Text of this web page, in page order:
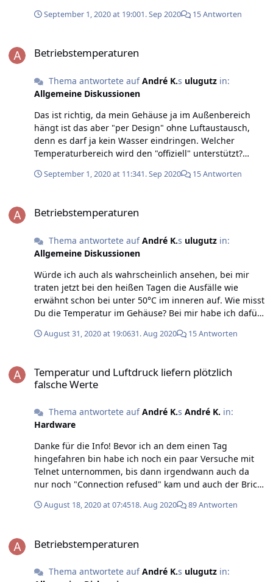
September 1, 2020 at 19:001. Sep 2020 15 Antworten
Betriebstemperaturen
Thema antwortete aufAndré K.s ulugutzin:
Allgemeine Diskussionen
Das ist richtig, da mein Gehäuse ja im Außenbereich
hängt ist das aber "per Design" ohne Luftaustausch,
denn es darf ja kein Wasser eindringen. Welcher
Temperaturbereich wird den "offiziell" unterstützt?
September 1, 2020 at 11:341. Sep 2020 15 Antworten
Betriebstemperaturen
Thema antwortete aufAndré K.s ulugutzin:
Allgemeine Diskussionen
Würde ich auch als wahrscheinlich ansehen, bei mir
traten jetzt bei den heißen Tagen die Ausfälle wie
erwähnt schon bei unter 50°C im inneren auf. Wie misst
Du die Temperatur im Gehäuse? Bei mir habe ich dafür
August 31, 2020 at 19:0631. Aug 2020 15 Antworten
Temperatur und Luftdruck liefern plötzlich
falsche Werte
Thema antwortete aufAndré K.s André K. in:
Hardware
Danke für die Info! Bevor ich an dem einen Tag
hingefahren bin habe ich noch ein paar Versuche mit
Telnet unternommen, bis dann irgendwann auch da
nur noch "Connection refused" kam und auch der Brick
schätze, daß einer der Master-Bricks ausgestiegen ist.
um die 50°C gemessener Innentemperatur herum. Da
sich auf ein paar Tage im Jahr beschränkt werde ich
August 18, 2020 at 07:4518. Aug 2020 89 Antworten
Betriebstemperaturen
Thema antwortete aufAndré K.s ulugutzin: